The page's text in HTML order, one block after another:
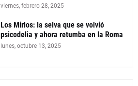
viernes, febrero 28, 2025
Los Mirlos: la selva que se volvió
psicodelia y ahora retumba en la Roma
lunes, octubre 13, 2025